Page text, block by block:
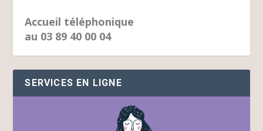
Accueil téléphonique
au 03 89 40 00 04
SERVICES EN LIGNE